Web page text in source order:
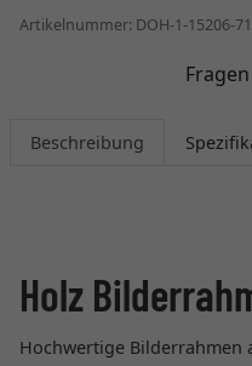
Artikelnummer: DOH-1-15206-
Beschreibung
Holz
Hochwertige Bilderrahmen